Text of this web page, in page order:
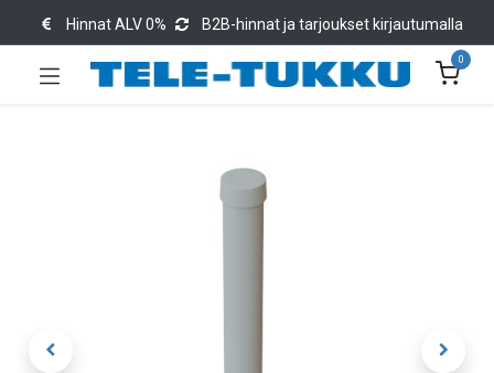
Hinnat ALV 0% B2B-hinnat ja tarjoukset kirjautumalla
0